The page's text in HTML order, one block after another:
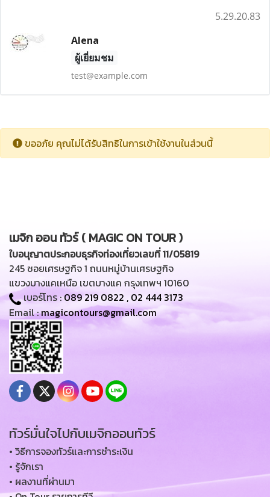
5.29.20.83
Alena
ผู้เยี่ยมชม
test@example.com
ขออภัย คุณไม่ได้รับสิทธิในการเข้าใช้งานในส่วนนี้
เมจิก ออน ทัวร์ ( MAGIC ON TOUR )
ใบอนุญาตประกอบธุรกิจท่องเที่ยวเลขที่ 11/05819
245 ซอยเศรษฐกิจ 1 ถนนหมู่บ้านเศรษฐกิจ
แขวงบางแคเหนือ เขตบางแค กรุงเทพฯ 10160
เบอร์โทร :089 219 0822 , 02 444 3173
Email :magicontours@gmail.com
ทัวร์มั่นใจไปกับเมจิกออนทัวร์
• วิธีการจองทัวร์และการชำระเงิน
• รู้จักเรา
• ผลงานที่ผ่านมา